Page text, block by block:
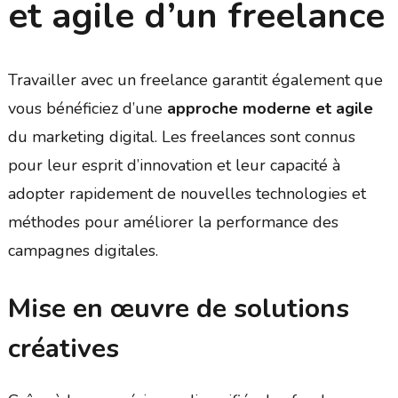
et agile d’un freelance
Travailler avec un freelance garantit également que
vous bénéficiez d’une approche moderne et agile
du marketing digital. Les freelances sont connus
pour leur esprit d’innovation et leur capacité à
adopter rapidement de nouvelles technologies et
méthodes pour améliorer la performance des
campagnes digitales.
Mise en œuvre de solutions
créatives